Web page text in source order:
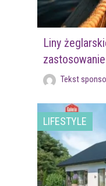
Liny
Tekst
LIFESTYLE